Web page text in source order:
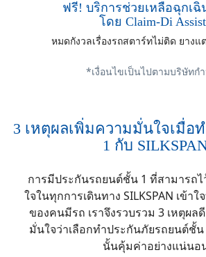
ฟรี! บริการช่วยเหลือฉุกเฉิ
โดย Claim-Di
หมดกังวลเรื่องรถสตาร์ทไม่ติด ยาง
*เงื่อนไขเป็นไปตามบริษัทก
3 เหตุผลเพิ่มความมั่นใจเมื่อ
1 กับ
การมีประกันรถยนต์ชั้น 1 ที่สามารถ
ใจในทุกการเดินทาง SILKSPAN เข้า
ของคนมีรถ เราจึงรวบรวม 3 เหตุผ
มั่นใจว่าเลือกทำประกันภัยรถยนต์ชั้น
นั้นคุ้มค่าอย่างแน่นอ